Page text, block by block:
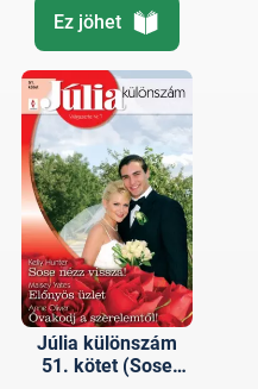
Ez jöhet
Júlia különszám
51. kötet (Sose